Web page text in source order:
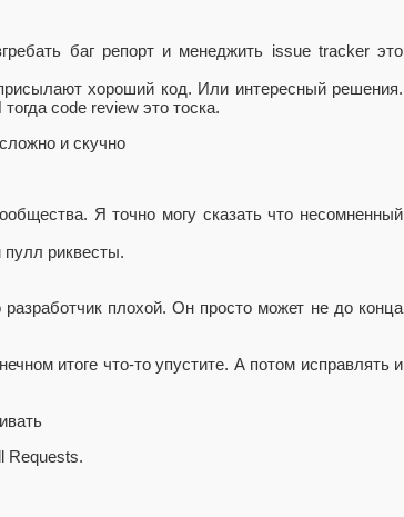
баг репорт и менеджить issue tracker это
хороший код. Или интересный решения.
code review это тоска.
и скучно
Я точно могу сказать что несомненный
риквесты.
плохой. Он просто может не до конца
итоге что-то упустите. А потом исправлять и
Requests.